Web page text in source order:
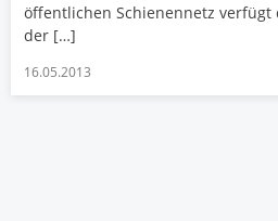
öffentlichen Schienennetz
der […]
16.05.2013